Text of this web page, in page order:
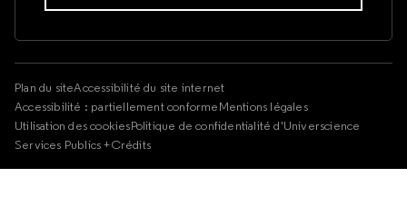
Plan du siteAccessibilité du site internet
Accessibilité : partiellement conformeMentions légales
Utilisation des cookiesPolitique de confidentialité d'Universcience
Services Publics +Crédits